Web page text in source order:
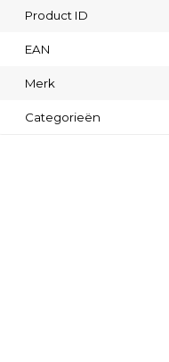
Product ID
EAN
Merk
Categorieën